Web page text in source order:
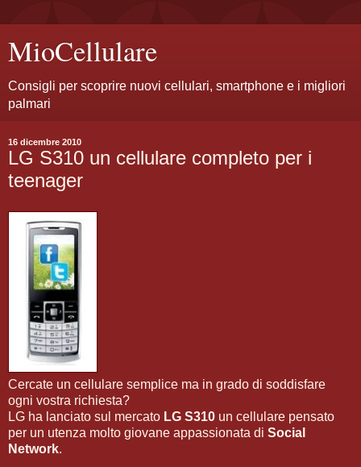
MioCellulare
Consigli per scoprire nuovi cellulari, smartphone e i migliori
palmari
16 dicembre 2010
LG S310 un cellulare completo per i
teenager
Cercate un cellulare semplice ma in grado di soddisfare
ogni vostra richiesta?
LG ha lanciato sul mercato LG S310 un cellulare pensato
per un utenza molto giovane appassionata di Social
Network.